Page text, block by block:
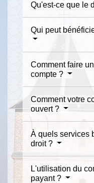
Qu'est-ce que le
Qui peut
Comment faire
compte ?
Comment votre
ouvert ?
À quels services
droit ?
L'utilisation du
payant ?